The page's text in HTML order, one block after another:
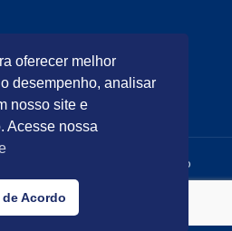
É permitida a reprodução do
desde que citada a origem.
oferecer melhor
desempenho, analisar
nosso site e
Acesse nossa
Acordo